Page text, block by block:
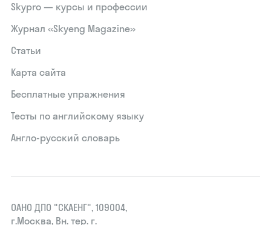
Skypro — курсы и профессии
Журнал «Skyeng Magazine»
Статьи
Карта сайта
Бесплатные упражнения
Тесты по английскому языку
Англо-русский словарь
ОАНО ДПО "СКАЕНГ", 109004,
г.Москва, Вн. тер. г.